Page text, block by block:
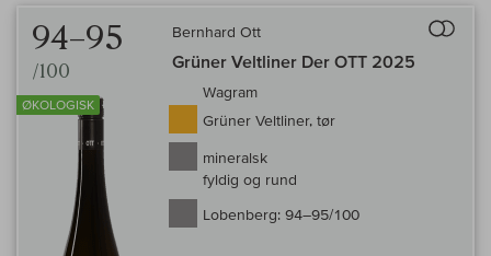
94–95
/100
ØKOLOGISK
Bernhard Ott
Grüner Veltliner Der OTT 2025
Wagram
Grüner Veltliner, tør
mineralsk
fyldig og rund
Lobenberg: 94–95/100